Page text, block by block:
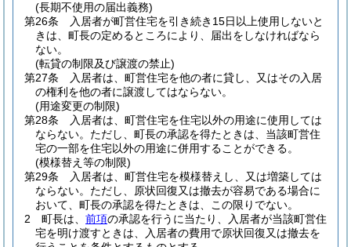
(長期不使用の届出義務)
第26条
入居者が町営住宅を引き続き15日以上使用しないと
きは、町長の定めるところにより、届出をしなければなら
ない。
(転貸の制限及び譲渡の禁止)
第27条
入居者は、町営住宅を他の者に貸し、又はその入居
の権利を他の者に譲渡してはならない。
(用途変更の制限)
第28条
入居者は、町営住宅を住宅以外の用途に使用しては
ならない。 ただし、町長の承認を得たときは、当該町営住
宅の一部を住宅以外の用途に併用することができる。
(模様替え等の制限)
第29条
入居者は、町営住宅を模様替えし、又は増築しては
ならない。 ただし、原状回復又は撤去が容易である場合に
おいて、町長の承認を得たときは、この限りでない。
2
町長は、 前項の承認を行うに当たり、入居者が当該町営住
宅を明け渡すときは、入居者の費用で原状回復又は撤去を